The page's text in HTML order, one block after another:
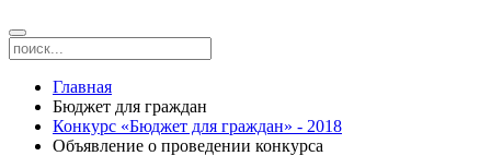
Главная
Бюджет для граждан
Конкурс «Бюджет для граждан» - 2018
Объявление о проведении конкурса